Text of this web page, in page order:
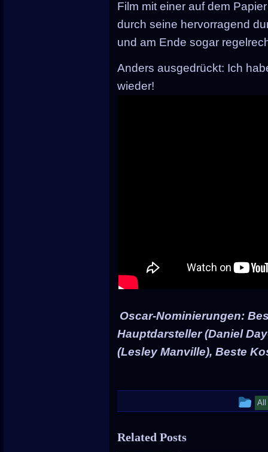
Film mit einer auf dem
durch seine hervorragend
und am Ende sogar
Anders ausgedrückt: Ich
wieder!
Oscar-Nominierungen:
Hauptdarsteller (Daniel
(Lesley Manville), Beste
All
Related Posts